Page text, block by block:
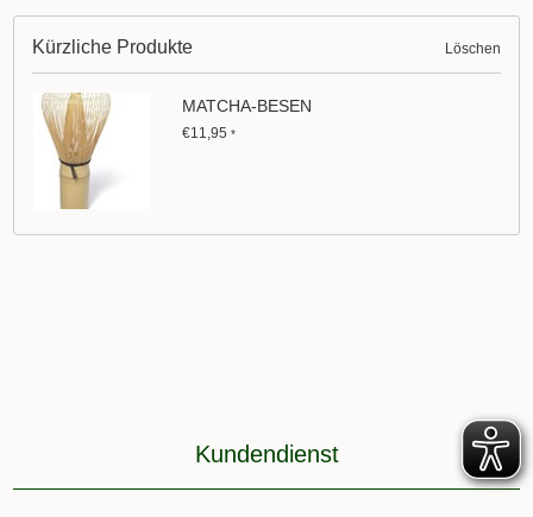
Kürzliche Produkte Löschen
MATCHA-BESEN
€11,95*
Kundendienst